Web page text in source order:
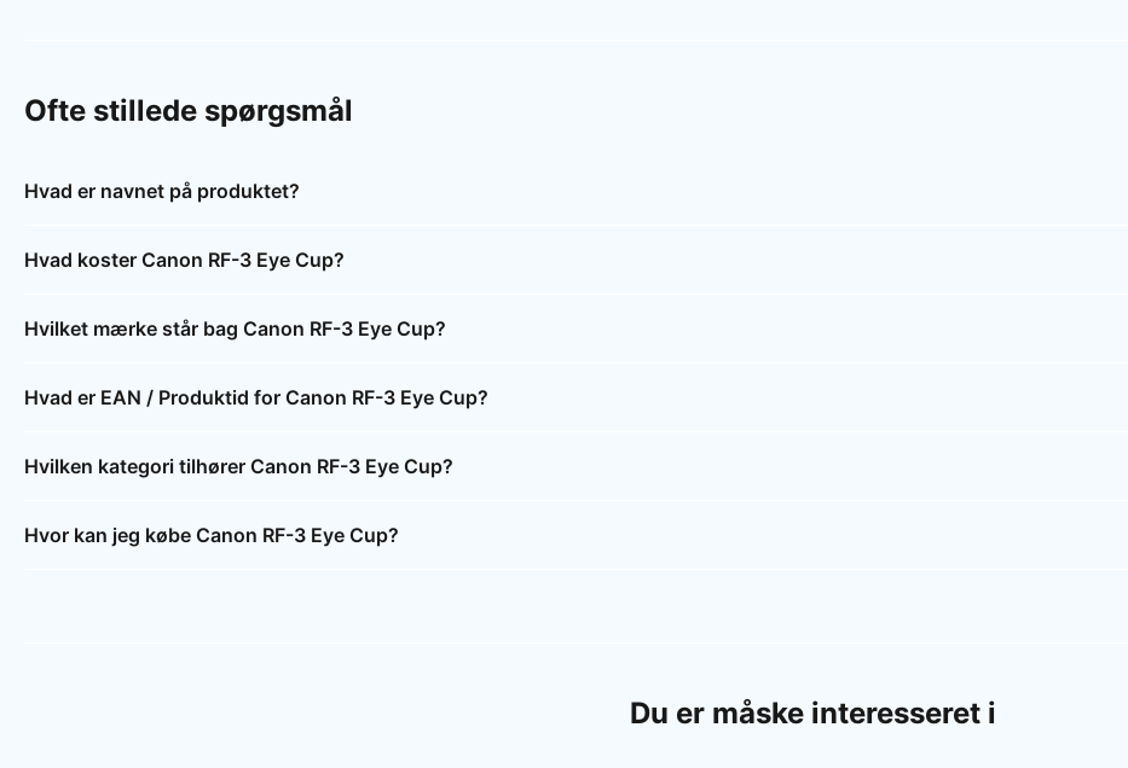
Ofte stillede spørgsmål
Hvad er navnet på produktet?
Hvad koster Canon RF-3 Eye Cup?
Hvilket mærke står bag Canon RF-3 Eye Cup?
Hvad er EAN / Produktid for Canon RF-3 Eye Cup?
Hvilken kategori tilhører Canon RF-3 Eye Cup?
Hvor kan jeg købe Canon RF-3 Eye Cup?
Du er måske interesseret i